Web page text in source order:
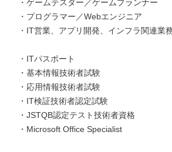
・ゲームテスター／ゲームプランナー
・プログラマー／Webエンジニア
・IT営業、アプリ開発、インフラ関連業
・ITパスポート
・基本情報技術者試験
・応用情報技術者試験
・IT検証技術者認定試験
・JSTQB認定テスト技術者資格
・Microsoft Office Specialist